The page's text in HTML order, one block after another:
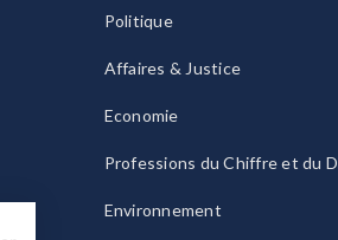
Politique
Affaires & Justice
Economie
Professions du Chiffre et du
Environnement